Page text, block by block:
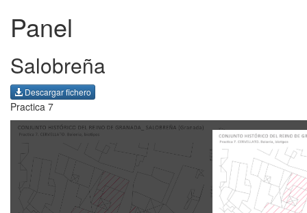
Panel
Salobreña
Descargar fichero
Practica 7